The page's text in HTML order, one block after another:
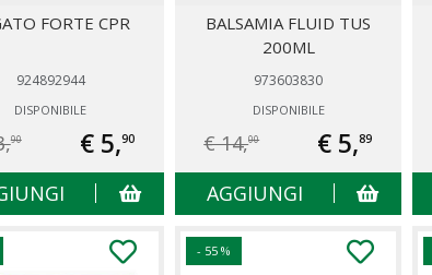
FORTE CPR
924892944
DISPONIBILE
90 € 5,90
BALSAMIA FLUID TUS
200ML
973603830
DISPONIBILE
€ 14,00 € 5,89
AGGIUNGI
- 55 %